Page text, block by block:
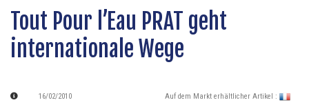
Tout Pour l’Eau PRAT geht
internationale Wege
16/02/2010
Auf dem Markt erhältlicher Artikel :